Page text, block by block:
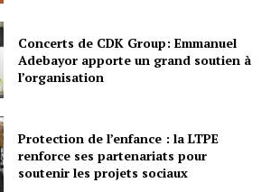
Concerts de CDK Group: Emmanuel
Adebayor apporte un grand soutien à
l’organisation
Protection de l’enfance : la LTPE
renforce ses partenariats pour
soutenir les projets sociaux